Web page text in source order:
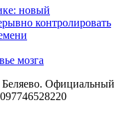
новый
контролировать
мозга
Официальный